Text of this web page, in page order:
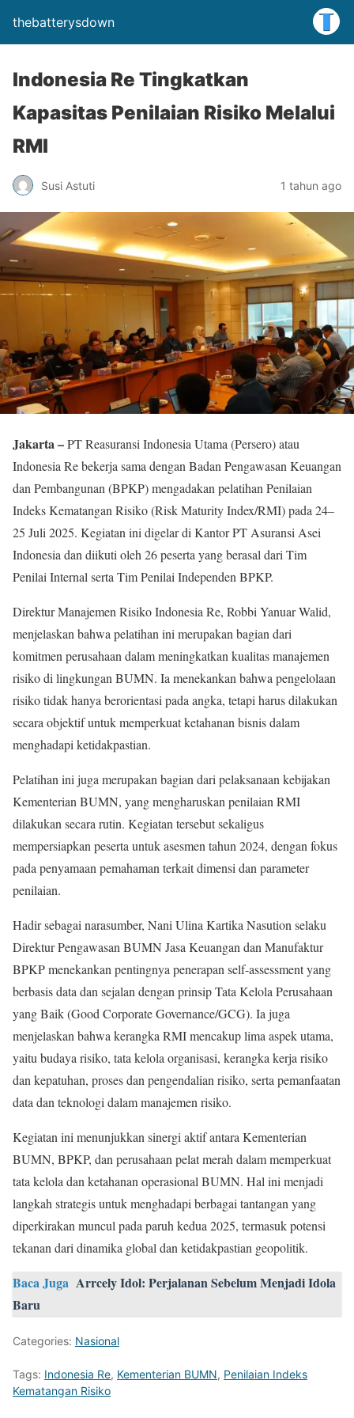
thebatterysdown
Indonesia Re Tingkatkan
Kapasitas Penilaian Risiko Melalui
RMI
Susi Astuti 1 tahun ago
Jakarta –PT Reasuransi Indonesia Utama (Persero) atau
Indonesia Re bekerja sama dengan Badan Pengawasan Keuangan
dan Pembangunan (BPKP) mengadakan pelatihan Penilaian
Indeks Kematangan Risiko (Risk Maturity Index/RMI) pada 24–
25 Juli 2025. Kegiatan ini digelar di Kantor PT Asuransi Asei
Indonesia dan diikuti oleh 26 peserta yang berasal dari Tim
Penilai Internal serta Tim Penilai Independen BPKP.
Direktur Manajemen Risiko Indonesia Re, Robbi Yanuar Walid,
menjelaskan bahwa pelatihan ini merupakan bagian dari
komitmen perusahaan dalam meningkatkan kualitas manajemen
risiko di lingkungan BUMN. Ia menekankan bahwa pengelolaan
risiko tidak hanya berorientasi pada angka, tetapi harus dilakukan
secara objektif untuk memperkuat ketahanan bisnis dalam
menghadapi ketidakpastian.
Pelatihan ini juga merupakan bagian dari pelaksanaan kebijakan
Kementerian BUMN, yang mengharuskan penilaian RMI
dilakukan secara rutin. Kegiatan tersebut sekaligus
mempersiapkan peserta untuk asesmen tahun 2024, dengan fokus
pada penyamaan pemahaman terkait dimensi dan parameter
penilaian.
Hadir sebagai narasumber, Nani Ulina Kartika Nasution selaku
Direktur Pengawasan BUMN Jasa Keuangan dan Manufaktur
BPKP menekankan pentingnya penerapan self-assessment yang
berbasis data dan sejalan dengan prinsip Tata Kelola Perusahaan
yang Baik (Good Corporate Governance/GCG). Ia juga
menjelaskan bahwa kerangka RMI mencakup lima aspek utama,
yaitu budaya risiko, tata kelola organisasi, kerangka kerja risiko
dan kepatuhan, proses dan pengendalian risiko, serta pemanfaatan
data dan teknologi dalam manajemen risiko.
Kegiatan ini menunjukkan sinergi aktif antara Kementerian
BUMN, BPKP, dan perusahaan pelat merah dalam memperkuat
tata kelola dan ketahanan operasional BUMN. Hal ini menjadi
langkah strategis untuk menghadapi berbagai tantangan yang
diperkirakan muncul pada paruh kedua 2025, termasuk potensi
tekanan dari dinamika global dan ketidakpastian geopolitik.
Baca Juga Arrcely Idol: Perjalanan Sebelum Menjadi Idola
Baru
Categories: Nasional
Tags: Indonesia Re, Kementerian BUMN, Penilaian Indeks
Kematangan Risiko